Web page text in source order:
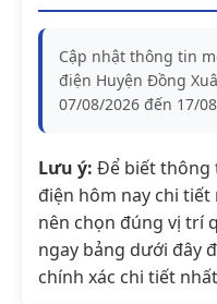
Cập nhật thông tin
điện Huyện Đồng
07/08/2026 đến 17/
Lưu ý: Để biết thông
điện hôm nay chi
nên chọn đúng vị trí
ngay bảng dưới đây
chính xác chi tiết